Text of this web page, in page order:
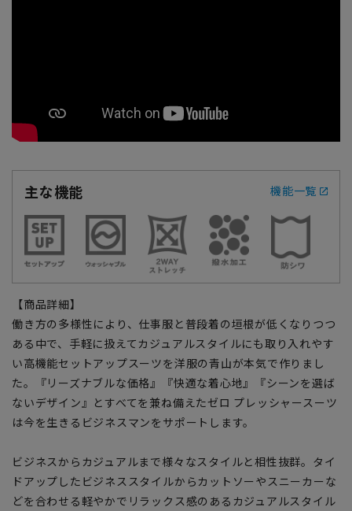
主な機能 機能一覧
【商品詳細】
働き方の多様性により、仕事服と普段着の垣根が低くなりつつ
ある中で、手軽に扱えてカジュアルスタイルにも取り入れやす
い高機能セットアップスーツを洋服の青山が本気で作りまし
た。『リーズナブルな価格』『快適な着心地』『シーンを選ば
ないデザイン』とすべてを兼ね備えたゼロ プレッシャースーツ
は今を生きるビジネスマンをサポートします。
ビジネスからカジュアルまで様々なスタイルと相性抜群。タイ
ドアップしたビジネススタイルからカットソーやスニーカーな
どを合わせる軽やかでリラックス感のあるカジュアルスタイル